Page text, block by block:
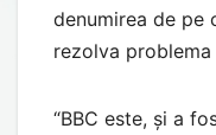
denumirea de pe
rezolva problema
“BBC este, și a